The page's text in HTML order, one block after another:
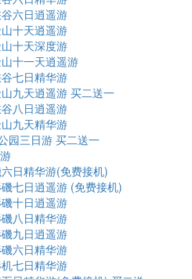
六日逍遥游
十天逍遥游
十天深度游
十一天逍遥游
七日精华游
九天逍遥游 买二送一
八日逍遥游
九天精华游
园三日游 买二送一
日精华游(免费接机)
七日逍遥游 (免费接机)
十日逍遥游
八日精华游
九日逍遥游
六日精华游
七日精华游